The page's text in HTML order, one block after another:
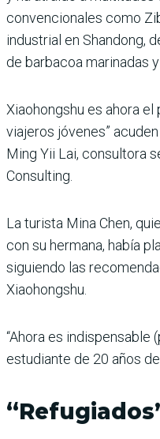
convencionales como
industrial en Shandong,
de barbacoa marinadas
Xiaohongshu es ahora el
viajeros jóvenes”
Ming Yii Lai, consultora
Consulting.
La turista Mina Chen,
con su hermana, había
siguiendo las
Xiaohongshu.
“Ahora es indispensable
estudiante de 20 años